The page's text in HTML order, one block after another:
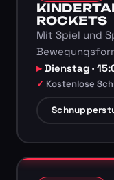
ROCKETS
Mit Spiel und
Dienstag ·
Kostenlose